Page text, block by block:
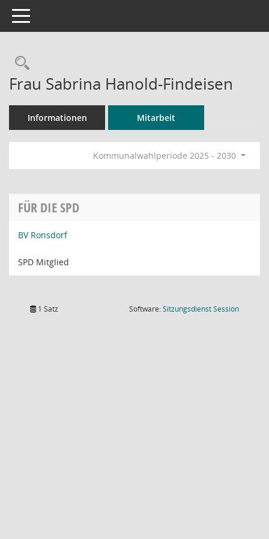
Toggle navigation
Rechercheauswahl
Frau Sabrina Hanold-Findeisen
Informationen Mitarbeit
Kommunalwahlperiode 2025 - 2030
FÜR DIE SPD
BV Ronsdorf
SPD Mitglied
1 Satz Software:SitzungsdienstSession(Wird in